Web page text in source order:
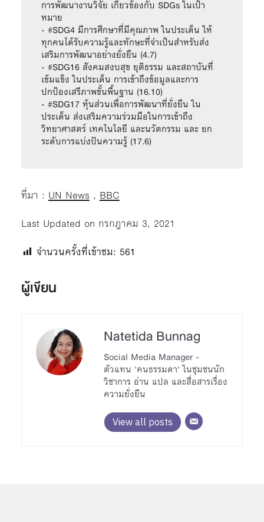
การพัฒนางานวิจัย เกี่ยวข้องกับ SDGs ในเป้า
หมาย
- #SDG4 มีการศึกษาที่มีคุณภาพ ในประเด็น ให้
ทุกคนได้รับความรู้และทักษะที่จำเป็นสำหรับส่ง
เสริมการพัฒนาอย่างยั่งยืน (4.7)
- #SDG16 สังคมสงบสุข ยุติธรรม และสถาบันที่
เข้มแข็ง ในประเด็น การเข้าถึงข้อมูลและการ
ปกป้องเสรีภาพขั้นพื้นฐาน (16.10)
- #SDG17 หุ้นส่วนเพื่อการพัฒนาที่ยั่งยืน ใน
ประเด็น ส่งเสริมความร่วมมือในการเข้าถึง
วิทยาศาสตร์ เทคโนโลยี และนวัตกรรม และ ยก
ระดับการแบ่งปันความรู้ (17.6)
ที่มา :UN News,BBC
Last Updated on กรกฎาคม 3, 2021
จำนวนครั้งที่เข้าชม: 561
ผู้เขียน
Natetida Bunnag
Social Media Manager -
ตัวแทน 'คนธรรมดา' ในชุมชนนัก
วิชาการ อ่าน แปล และสื่อสารเรื่อง
ความยั่งยืน
View all posts